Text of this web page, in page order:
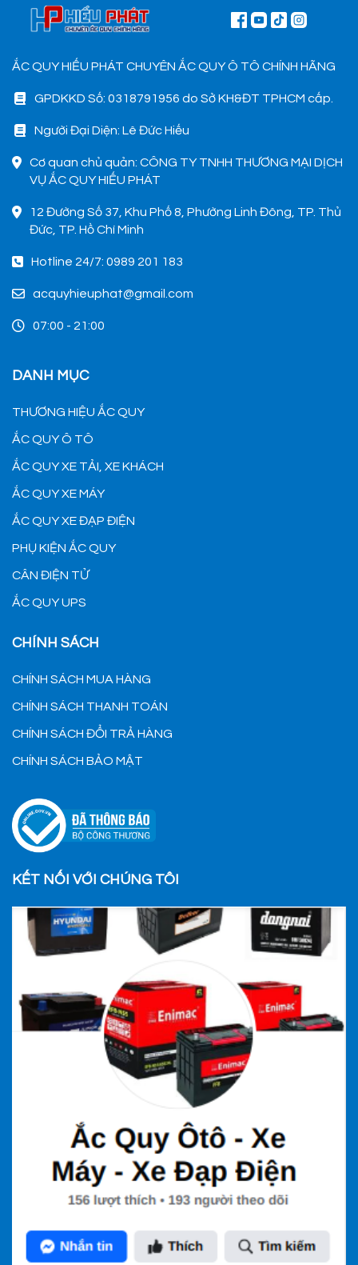
ẮC QUY HIẾU PHÁT CHUYÊN ẮC QUY Ô TÔ CHÍNH HÃNG
GPDKKD Số: 0318791956 do Sở KH&ĐT TPHCM cấp.
Người Đại Diện: Lê Đức Hiếu
Cơ quan chủ quản: CÔNG TY TNHH THƯƠNG MẠI DỊCH
VỤ ẮC QUY HIẾU PHÁT
12 Đường Số 37, Khu Phố 8, Phường Linh Đông, TP. Thủ
Đức, TP. Hồ Chí Minh
Hotline 24/7: 0989 201 183
acquyhieuphat@gmail.com
07:00 - 21:00
DANH MỤC
THƯƠNG HIỆU ẮC QUY
ẮC QUY Ô TÔ
ẮC QUY XE TẢI, XE KHÁCH
ẮC QUY XE MÁY
ẮC QUY XE ĐẠP ĐIỆN
PHỤ KIỆN ẮC QUY
CÂN ĐIỆN TỬ
ẮC QUY UPS
CHÍNH SÁCH
CHÍNH SÁCH MUA HÀNG
CHÍNH SÁCH THANH TOÁN
CHÍNH SÁCH ĐỔI TRẢ HÀNG
CHÍNH SÁCH BẢO MẬT
KẾT NỐI VỚI CHÚNG TÔI